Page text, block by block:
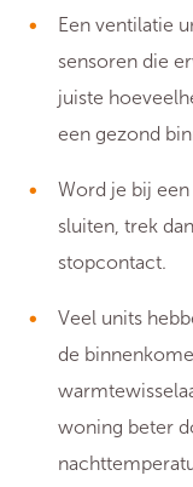
Een ventilatie
sensoren die
juiste
een gezond
Word je bij
sluiten, trek
stopcontact.
Veel units
de
woning beter